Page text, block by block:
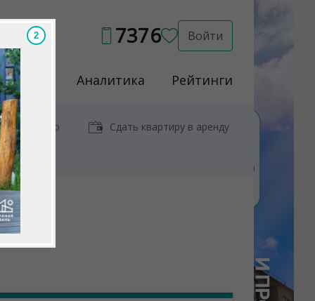
7376 Войти
Услуги Аналитика Рейтинги
у метро Сдать квартиру в аренду
1